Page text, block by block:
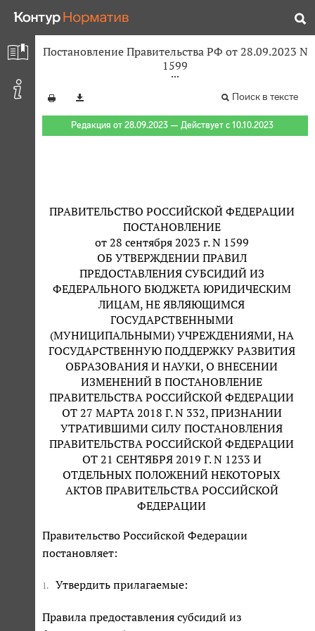
Постановление Правительства РФ от 28.09.2023 N
1599
Поиск в тексте
Редакция от 28.09.2023 — Действует с 10.10.2023
ПРАВИТЕЛЬСТВО РОССИЙСКОЙ ФЕДЕРАЦИИ
ПОСТАНОВЛЕНИЕ
от 28 сентября 2023 г. N 1599
ОБ УТВЕРЖДЕНИИ ПРАВИЛ
ПРЕДОСТАВЛЕНИЯ СУБСИДИЙ ИЗ
ФЕДЕРАЛЬНОГО БЮДЖЕТА ЮРИДИЧЕСКИМ
ЛИЦАМ, НЕ ЯВЛЯЮЩИМСЯ
ГОСУДАРСТВЕННЫМИ
(МУНИЦИПАЛЬНЫМИ) УЧРЕЖДЕНИЯМИ, НА
ГОСУДАРСТВЕННУЮ ПОДДЕРЖКУ РАЗВИТИЯ
ОБРАЗОВАНИЯ И НАУКИ, О ВНЕСЕНИИ
ИЗМЕНЕНИЙ В ПОСТАНОВЛЕНИЕ
ПРАВИТЕЛЬСТВА РОССИЙСКОЙ ФЕДЕРАЦИИ
ОТ 27 МАРТА 2018 Г. N 332, ПРИЗНАНИИ
УТРАТИВШИМИ СИЛУ ПОСТАНОВЛЕНИЯ
ПРАВИТЕЛЬСТВА РОССИЙСКОЙ ФЕДЕРАЦИИ
ОТ 21 СЕНТЯБРЯ 2019 Г. N 1233 И
ОТДЕЛЬНЫХ ПОЛОЖЕНИЙ НЕКОТОРЫХ
АКТОВ ПРАВИТЕЛЬСТВА РОССИЙСКОЙ
ФЕДЕРАЦИИ
Правительство Российской Федерации
постановляет:
1. Утвердить прилагаемые:
Правила предоставления субсидий из